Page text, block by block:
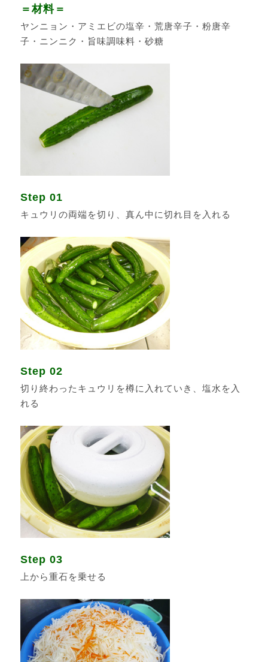
＝材料＝
ヤンニョン・アミエビの塩辛・荒唐辛子・粉唐辛
子・ニンニク・旨味調味料・砂糖
Step 01
キュウリの両端を切り、真ん中に切れ目を入れる
Step 02
切り終わったキュウリを樽に入れていき、塩水を入
れる
Step 03
上から重石を乗せる